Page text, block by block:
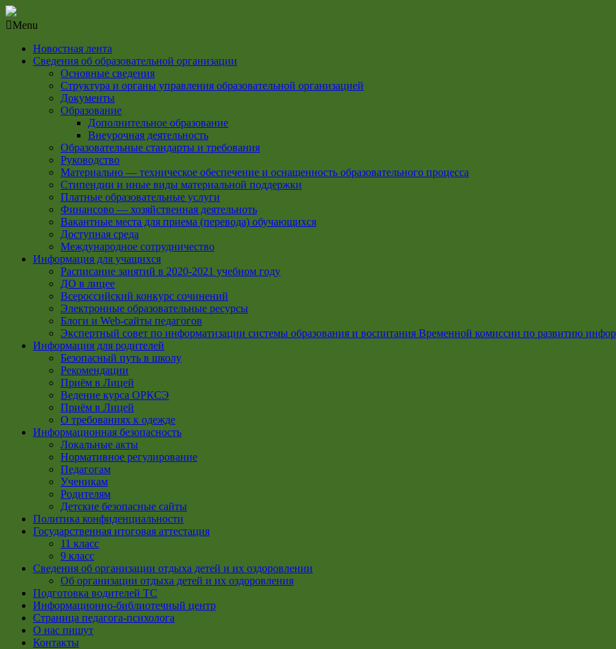
Menu
Новостная лента
Сведения об образовательной организации
Основные сведения
Структура и органы управления образовательной организацией
Документы
Образование
Дополнительное образование
Внеурочная деятельность
Образовательные стандарты и требования
Руководство
Материально — техническое обеспечение и оснащенность образовательного процесса
Стипендии и иные виды материальной поддержки
Платные образовательные услуги
Финансово — хозяйственная деятельноть
Вакантные места для приема (перевода) обучающихся
Доступная среда
Международное сотрудничество
Информация для учащихся
Расписание занятий в 2020-2021 учебном году
ДО в лицее
Всероссийский конкурс сочинений
Электронные образовательные ресурсы
Блоги и Web-сайты педагогов
Экспертный совет по информатизации системы образования и воспитания Временной комиссии по развитию
Информация для родителей
Безопасный путь в школу
Рекомендации
Приём в Лицей
Ведение курса ОРКСЭ
Приём в Лицей
О требованиях к одежде
Информационная безопасность
Локальные акты
Нормативное регулирование
Педагогам
Ученикам
Родителям
Детские безопасные сайты
Политика конфиденциальности
Государственная итоговая аттестация
11 класс
9 класс
Сведения об организации отдыха детей и их оздоровлении
Об организации отдыха детей и их оздоровления
Подготовка водителей ТС
Информационно-библиотечный центр
Страница педагога-психолога
О нас пишут
Контакты